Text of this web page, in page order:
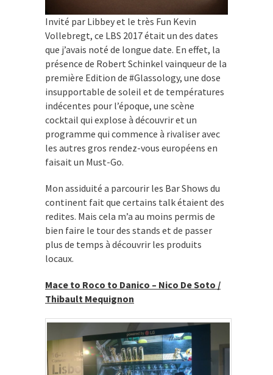
Invité par Libbey et le très Fun Kevin
Vollebregt, ce LBS 2017 était un des dates
que j’avais noté de longue date. En effet, la
présence de Robert Schinkel vainqueur de la
première Edition de #Glassology, une dose
insupportable de soleil et de températures
indécentes pour l’époque, une scène
cocktail qui explose à découvrir et un
programme qui commence à rivaliser avec
les autres gros rendez-vous européens en
faisait un Must-Go.
Mon assiduité a parcourir les Bar Shows du
continent fait que certains talk étaient des
redites. Mais cela m’a au moins permis de
bien faire le tour des stands et de passer
plus de temps à découvrir les produits
locaux.
Mace to Roco to Danico – Nico De Soto /
Thibault Mequignon